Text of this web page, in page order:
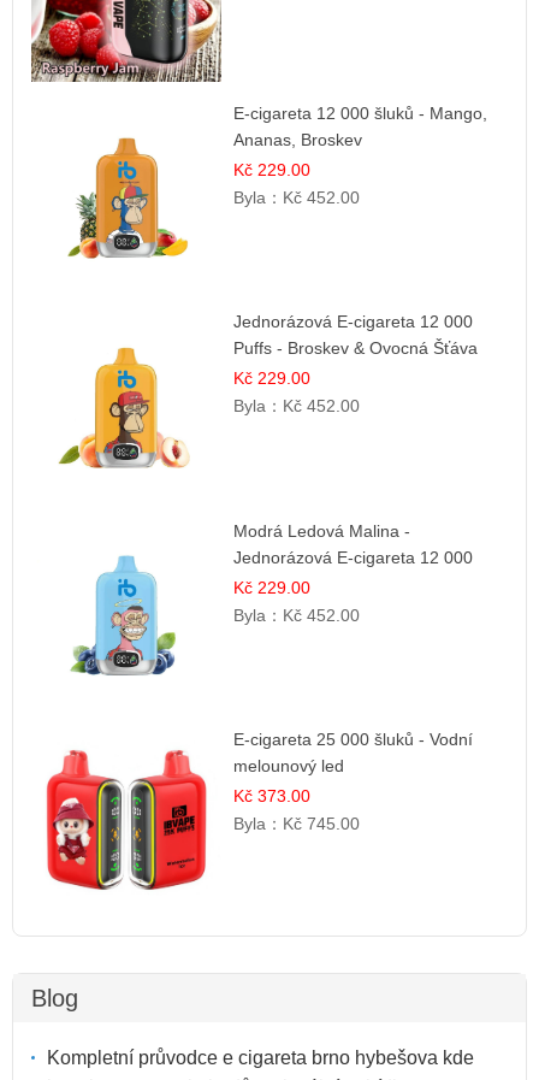
E-cigareta 12 000 šluků - Mango,
Ananas, Broskev
Kč 229.00
Byla： Kč 452.00
Jednorázová E-cigareta 12 000
Puffs - Broskev & Ovocná Šťáva
Kč 229.00
Byla： Kč 452.00
Modrá Ledová Malina -
Jednorázová E-cigareta 12 000
šluků | Osvěžující Bobulová Příchuť
Kč 229.00
Byla： Kč 452.00
E-cigareta 25 000 šluků - Vodní
melounový led
Kč 373.00
Byla： Kč 745.00
Blog
Kompletní průvodce e cigareta brno hybešova kde